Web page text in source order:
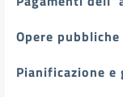
Opere pubbliche
Pianificazione